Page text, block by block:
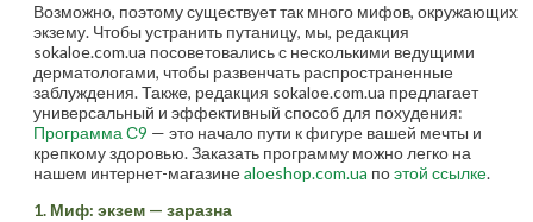
Возможно, поэтому существует так много мифов, окружающих
экзему. Чтобы устранить путаницу, мы, редакция
sokaloe.com.ua посоветовались с несколькими ведущими
дерматологами, чтобы развенчать распространенные
заблуждения. Также, редакция sokaloe.com.ua предлагает
универсальный и эффективный способ для похудения:
Программа С9 — это начало пути к фигуре вашей мечты и
крепкому здоровью. Заказать программу можно легко на
нашем интернет-магазинеaloeshop.com.ua поэтой ссылке.
1. Миф: экзем — заразна